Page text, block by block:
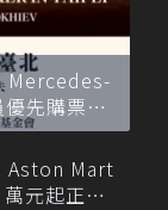
Mercedes-
先購票維
Aston Mart
元起正式